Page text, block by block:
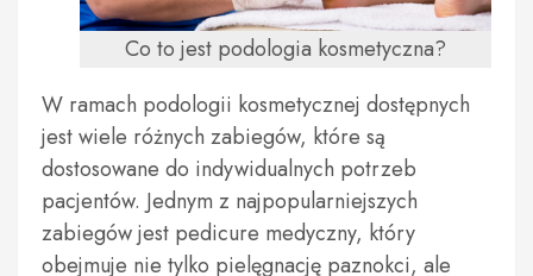
Co to jest podologia kosmetyczna?
W ramach podologii kosmetycznej dostępnych
jest wiele różnych zabiegów, które są
dostosowane do indywidualnych potrzeb
pacjentów. Jednym z najpopularniejszych
zabiegów jest pedicure medyczny, który
obejmuje nie tylko pielęgnację paznokci, ale